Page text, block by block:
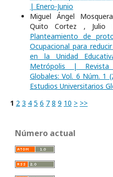
| Enero-Junio
Miguel Ángel
Quito Cortez , Julio
Planteamiento de
Ocupacional para
en la Unidad
Metrópolis | Revista
Globales: Vol. 6 Núm. 1
Estudios Universitarios
1 2 3 4 5 6 7 8 9 10 > >>
Número actual